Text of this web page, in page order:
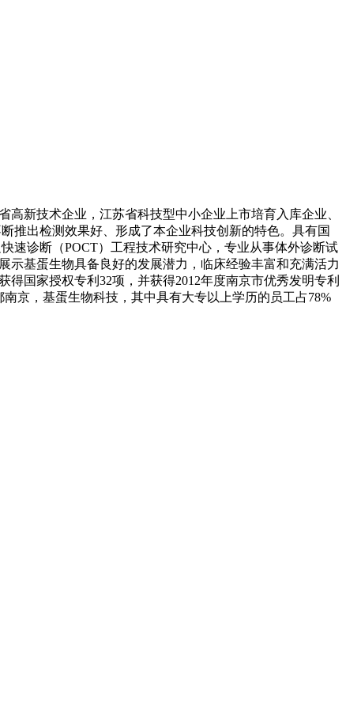
高新技术企业，江苏省科技型中小企业上市培育入库企业、
推出检测效果好、形成了本企业科技创新的特色。具有国
速诊断（POCT）工程技术研究中心，专业从事体外诊断试
基蛋生物具备良好的发展潜力，临床经验丰富和充满活力
国家授权专利32项，并获得2012年度南京市优秀发明专利
京，基蛋生物科技，其中具有大专以上学历的员工占78%